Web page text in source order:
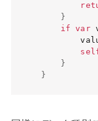
}
if
var
}
}